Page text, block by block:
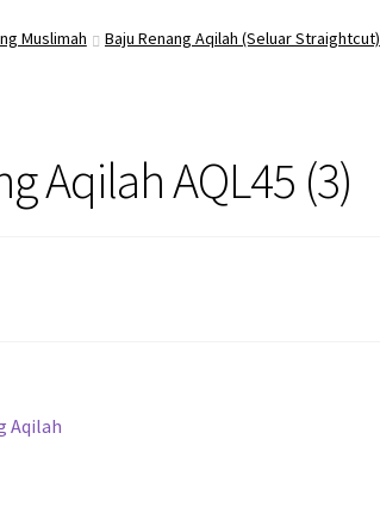
Muslimah Baju Renang Aqilah (Seluar Straightcut)
Aqilah AQL45 (3)
Aqilah